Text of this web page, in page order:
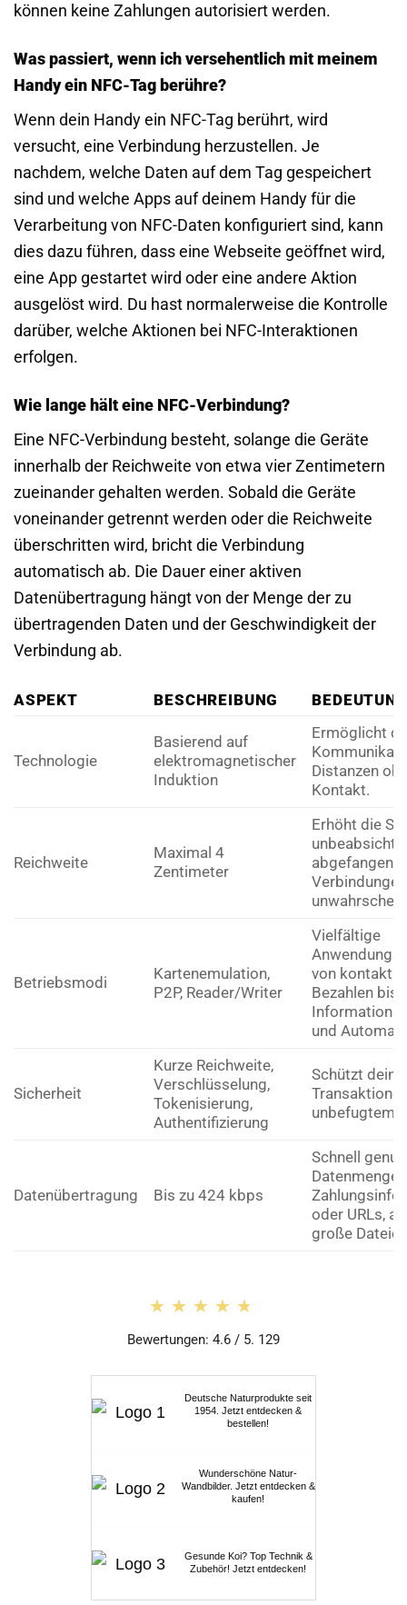
können keine Zahlungen autorisiert werden.
Was passiert, wenn ich versehentlich mit meinem
Handy ein NFC-Tag berühre?
Wenn dein Handy ein NFC-Tag berührt, wird
versucht, eine Verbindung herzustellen. Je
nachdem, welche Daten auf dem Tag gespeichert
sind und welche Apps auf deinem Handy für die
Verarbeitung von NFC-Daten konfiguriert sind, kann
dies dazu führen, dass eine Webseite geöffnet wird,
eine App gestartet wird oder eine andere Aktion
ausgelöst wird. Du hast normalerweise die Kontrolle
darüber, welche Aktionen bei NFC-Interaktionen
erfolgen.
Wie lange hält eine NFC-Verbindung?
Eine NFC-Verbindung besteht, solange die Geräte
innerhalb der Reichweite von etwa vier Zentimetern
zueinander gehalten werden. Sobald die Geräte
voneinander getrennt werden oder die Reichweite
überschritten wird, bricht die Verbindung
automatisch ab. Die Dauer einer aktiven
Datenübertragung hängt von der Menge der zu
übertragenden Daten und der Geschwindigkeit der
Verbindung ab.
ASPEKT BESCHREIBUNG
Technologie
Basierend auf
elektromagnetischer
Induktion
Ermöglicht
Distanzen
Kontakt.
Reichweite
Maximal 4
Zentimeter
Erhöht die
abgefangene
Verbindungen
Betriebsmodi
Kartenemulation,
P2P, Reader/Writer
Vielfältige
von
Bezahlen bis
und
Sicherheit
Kurze Reichweite,
Verschlüsselung,
Tokenisierung,
Authentifizierung
Schützt
unbefugtem
Datenübertragung Bis zu 424 kbps
Schnell
oder URLs,
große
★★★★★
★★★★★
Bewertungen: 4.6 / 5. 129
Deutsche Naturprodukte seit
1954. Jetzt entdecken &
bestellen!
Wunderschöne Natur-
Wandbilder. Jetzt entdecken &
kaufen!
Gesunde Koi? Top Technik &
Zubehör! Jetzt entdecken!